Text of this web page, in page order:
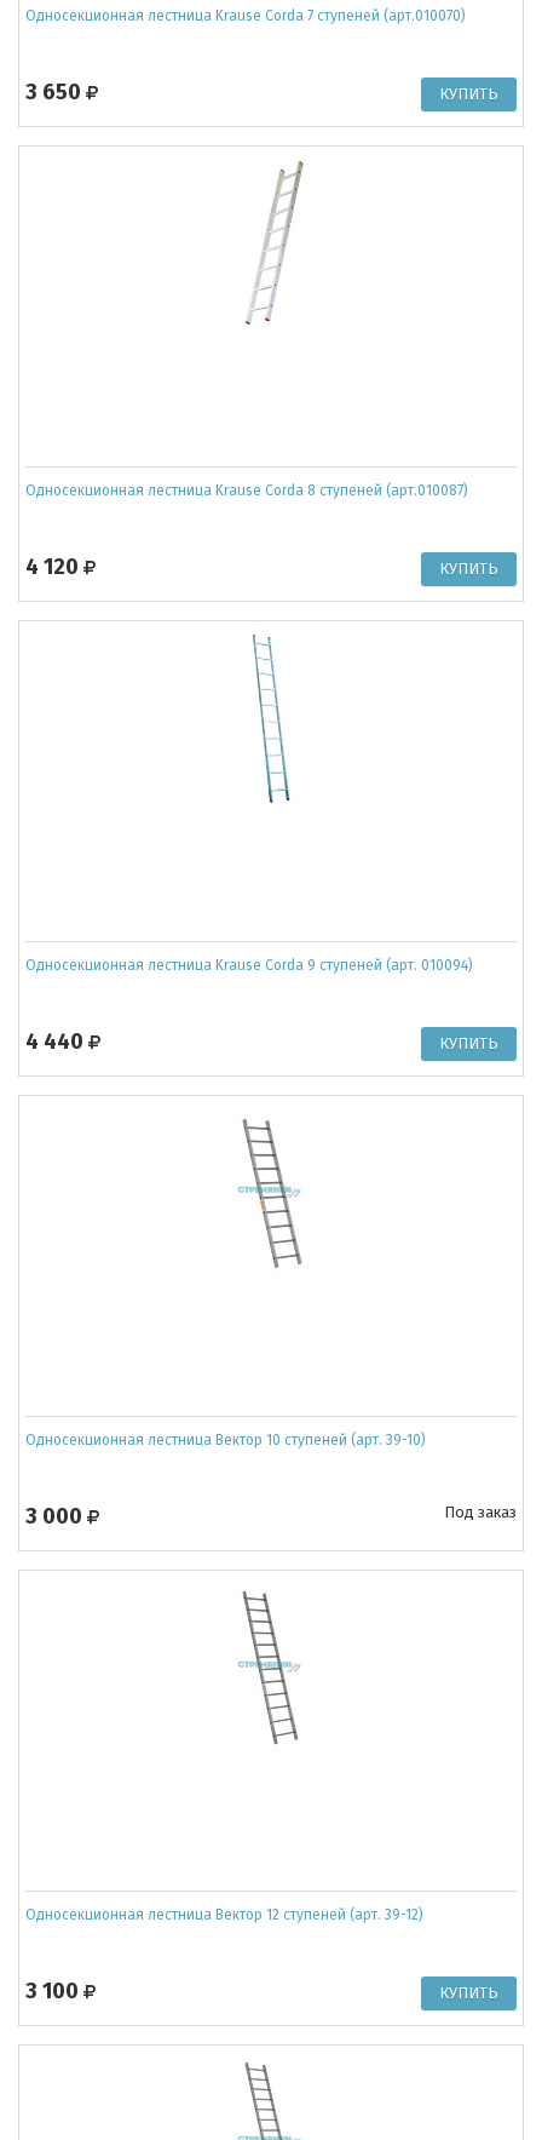
Односекционная лестница Krause Corda 7 ступеней (арт.010070)
3 650
Односекционная лестница Krause Corda 8 ступеней (арт.010087)
4 120
Односекционная лестница Krause Corda 9 ступеней (арт. 010094)
4 440
Односекционная лестница Вектор 10 ступеней (арт. 39-10)
3 000 Под заказ
Односекционная лестница Вектор 12 ступеней (арт. 39-12)
3 100